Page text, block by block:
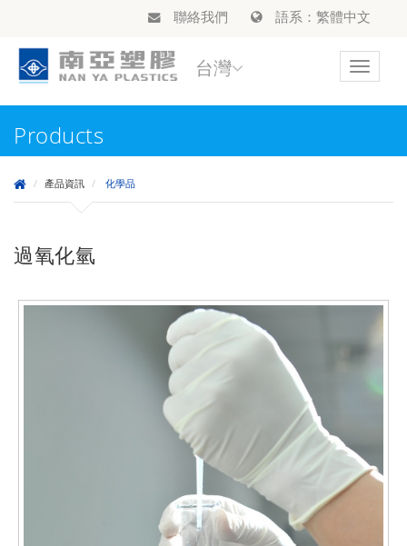
聯絡我們 語系：繁體中文
Toggle
台灣
Products
產品資訊 化學品
過氧化氫